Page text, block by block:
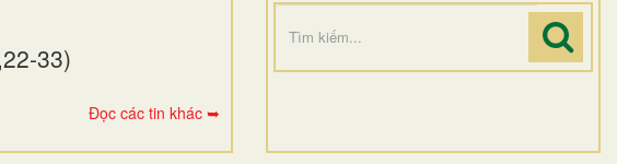
33)
Đọc các tin khác ➥